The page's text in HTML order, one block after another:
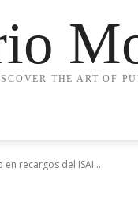
THE ART OF
recargos del ISAI...